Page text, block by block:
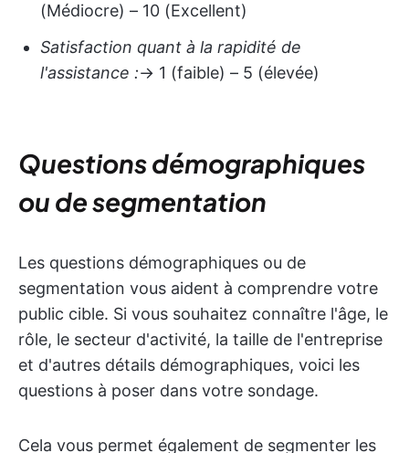
(Médiocre) – 10 (Excellent)
Satisfaction quant à la rapidité de
l'assistance :→ 1 (faible) – 5 (élevée)
Questions démographiques
ou de segmentation
Les questions démographiques ou de
segmentation vous aident à comprendre votre
public cible. Si vous souhaitez connaître l'âge, le
rôle, le secteur d'activité, la taille de l'entreprise
et d'autres détails démographiques, voici les
questions à poser dans votre sondage.
Cela vous permet également de segmenter les